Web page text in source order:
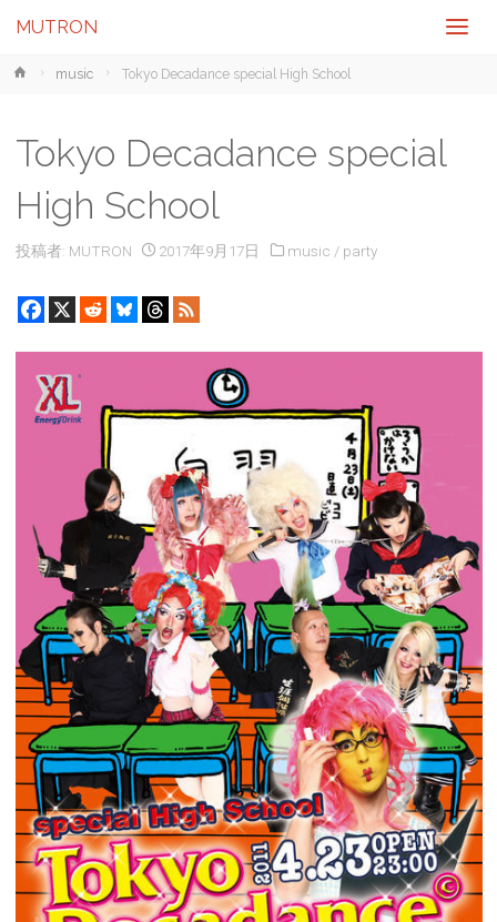
MUTRON
ホ
music Tokyo Decadance special High School
Tokyo Decadance special
High School
投稿者: MUTRON 2017年9月17日 music / party